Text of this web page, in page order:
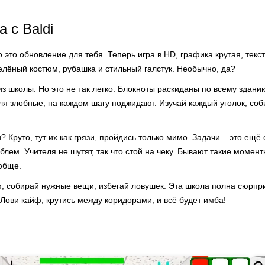
с Baldi
обновление для тебя. Теперь игра в HD, графика крутая,
костюм, рубашка и стильный галстук. Необычно, да?
школы. Но это не так легко. Блокноты раскиданы по всему
злобные, на каждом шагу поджидают. Изучай каждый уголок,
Круто, тут их как грязи, пройдись только мимо. Задачи – это
Учителя не шутят, так что стой на чеку. Бывают такие
собирай нужные вещи, избегай ловушек. Эта школа полна
Лови кайф, крутись между коридорами, и всё будет имба!